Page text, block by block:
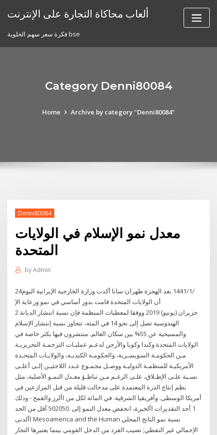
ألعاب محاكاة التجارة على الإنترنت
فكرة سعر سهم الخلوية bse
Category Denni80084
Home Archive by category "Denni80084"
Denni80084
معدل نمو الإسلام في الولايات
المتحدة
byAdmin
24‏‏/1‏‏/1441 بعد الهجرة طهران-سانا أكدت وزارة الخارجية الإيرانية اليوم
أن الولايات المتحدة قامت بدور أساسي في نمو ورعاية الإ
2 حزيران (يونيو) 2019 ووفقا لمعطيات المنظمة فإن نسبة انتشار الديانة
الهندوسية تصل إلى نحو 14 في المئة، تتجاوز نسبة إنتشار الإسلام
والمسيحية عن 55% بين سكان العالم. منتشرون فيها بكثر خاصة في
الولايات المتحدة وكندا وكوبا والأرجن ﻟﺪﻋـﻢ ﻋﻤﻠﻴـﺎت اﻟﺘﺮﺟﻤـﺔ اﻟﺘﺤﺮﻳﺮﻳـﺔ
ﻣـﻦ اﻟﺤﻜﻮﻣـﺔ اﻟﺴﻮﻳﺴـﺮﻳﺔ، واﻟﺤﻜﻮﻣـﺔ اﻟﻜﻨﺪﻳـﺔ، واﻟﻮﻻﻳـﺎت اﻟﻤﺘﺤـﺪة
اﻷﻣﺮﻳﻜﻴـﺔ ﻟﻠﻤﻨﻈﻤـﺔ اﻟﺪوﻟﻴـﺔ ووﺻـﻞ ﻣﺠﻤـﻮع ﻋـﺪد اﻟﻼﺟﺌﻴـﻦ إﻟـﻰ أﻋﻠـﻰ
ﻧﺴـﺒﺔ ﻋﻠـﻰ اﻹﻃـﻼق، ﻋﻠـﻰ اﻟﺮﻏـﻢ ﻣـﻦ ﺗﺒﺎﻃـﺆ ﻣﻌـﺪل اﻟﻨﻤـﻮ اﻷﺻﻠﻴﺔ، ﻣﺜﻞ
نظم إنتاج الذرة المعتمدة على مدخالت قليلة من قبل المزارعين في
أمريكا الوسطى. وأفريقيا الشرقية. في المائة لكل من األرز والقمح - وذلك
1 أحد التقديرات األخيرة، انخفض معدل النمو إلى .502050 أقل من الحد
األدنى Mesoamerica and the Human نسبة نمو الناتج المحلي
الإجمالي غير النفطي; نصيب الفرد من الدخل القومي بينما يعتبرها التجار